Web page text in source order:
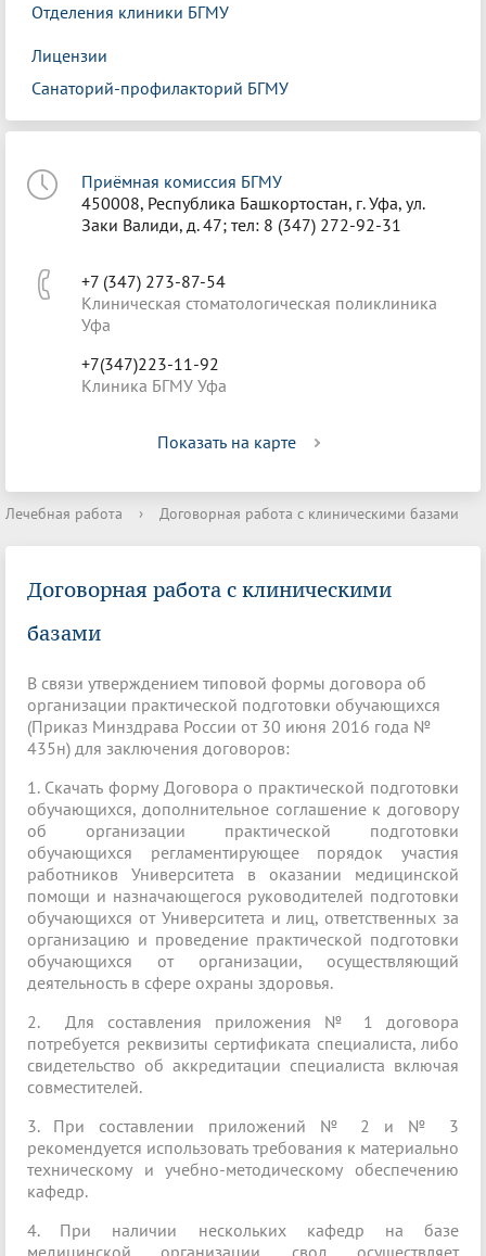
Отделения клиники БГМУ
Лицензии
Санаторий-профилакторий БГМУ
Приёмная комиссия БГМУ
450008, Республика Башкортостан, г. Уфа, ул.
Заки Валиди, д. 47; тел: 8 (347) 272-92-31
+7 (347) 273-87-54
Клиническая стоматологическая поликлиника
Уфа
+7(347)223-11-92
Клиника БГМУ Уфа
Показать на карте
Лечебная работа › Договорная работа с клиническими базами
Договорная работа с клиническими
базами
В связи утверждением типовой формы договора об
организации практической подготовки обучающихся
(Приказ Минздрава России от 30 июня 2016 года №
435н) для заключения договоров:
1. Скачать форму Договора о практической подготовки
обучающихся, дополнительное соглашение к договору
об организации практической подготовки
обучающихся регламентирующее порядок участия
работников Университета в оказании медицинской
помощи и назначающегося руководителей подготовки
обучающихся от Университета и лиц, ответственных за
организацию и проведение практической подготовки
обучающихся от организации, осуществляющий
деятельность в сфере охраны здоровья.
2. Для составления приложения № 1 договора
потребуется реквизиты сертификата специалиста, либо
свидетельство об аккредитации специалиста включая
совместителей.
3. При составлении приложений № 2 и № 3
рекомендуется использовать требования к материально
техническому и учебно-методическому обеспечению
кафедр.
4. При наличии нескольких кафедр на базе
медицинской организации, свод осуществляет